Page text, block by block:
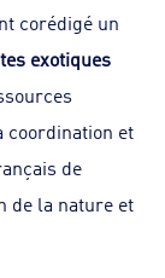
corédigé un
exotiques
coordination et
de
de la nature et